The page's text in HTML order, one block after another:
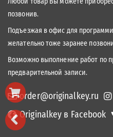
позвонив.
Подъезжая в офис для
желательно тоже заранее
Возможно выполнение работ по
предварительной записи.
order@originalkey.ru
Originalkey в Facebook